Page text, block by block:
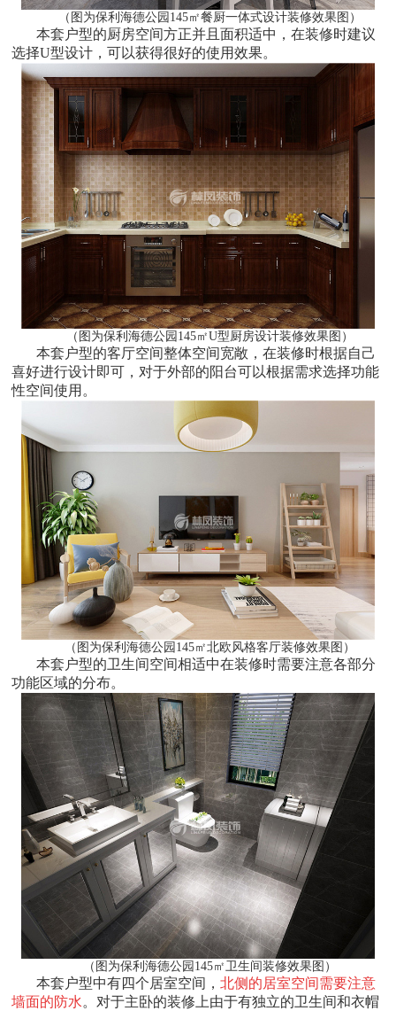
（图为保利海德公园145㎡餐厨一体式设计装修效果图）
本套户型的厨房空间方正并且面积适中，在装修时建议
选择U型设计，可以获得很好的使用效果。
（图为保利海德公园145㎡U型厨房设计装修效果图）
本套户型的客厅空间整体空间宽敞，在装修时根据自己
喜好进行设计即可，对于外部的阳台可以根据需求选择功能
性空间使用。
（图为保利海德公园145㎡北欧风格客厅装修效果图）
本套户型的卫生间空间相适中在装修时需要注意各部分
功能区域的分布。
（图为保利海德公园145㎡卫生间装修效果图）
本套户型中有四个居室空间，北侧的居室空间需要注意
墙面的防水。对于主卧的装修上由于有独立的卫生间和衣帽